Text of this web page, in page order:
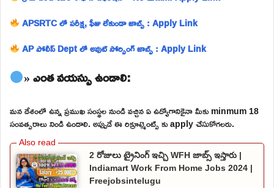
APSRTC లో పరీక్ష, ఫీజు లేకుండా జాబ్స్ : Apply Link
AP పోలీస్ Dept లో అవుట్ సోర్సింగ్ జాబ్స్ : Apply Link
» ఎంత వయస్సు ఉండాలి:
మన దేశంలో ఉన్న ప్రముఖ సంస్థల నుండి వచ్చిన ఏ ఉద్యోగానికైనా మీకు minmum 18
సంవత్సరాలు నిండి ఉండాలి. అప్పుడే ఈ రిక్రూట్మెంట్స్ కు apply చేసుకోగలరు.
2 రోజులు ట్రైనింగ్ ఇచ్చి WFH జాబ్స్ ఇస్తారు |
Indiamart Work From Home Jobs 2024 |
Freejobsintelugu